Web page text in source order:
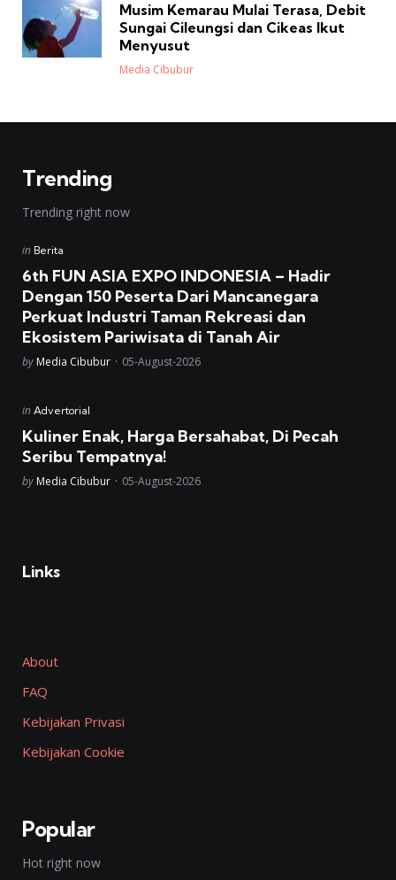
Musim Kemarau Mulai Terasa, Debit
Sungai Cileungsi dan Cikeas Ikut
Menyusut
Posted
Media Cibubur
Trending
Trending right now
Posted
in Berita
6th FUN ASIA EXPO INDONESIA – Hadir
Dengan 150 Peserta Dari Mancanegara
Perkuat Industri Taman Rekreasi dan
Ekosistem Pariwisata di Tanah Air
Posted
by Media Cibubur 05-August-2026
Posted
in Advertorial
Kuliner Enak, Harga Bersahabat, Di Pecah
Seribu Tempatnya!
Posted
by Media Cibubur 05-August-2026
Links
About
FAQ
Kebijakan Privasi
Kebijakan Cookie
Popular
Hot right now